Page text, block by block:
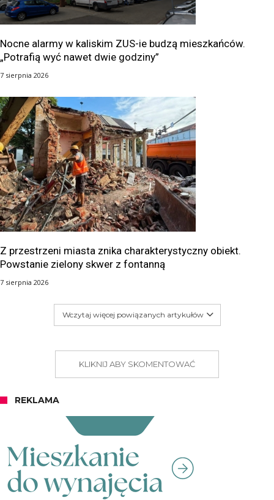
Nocne alarmy w kaliskim ZUS-ie budzą mieszkańców.
„Potrafią wyć nawet dwie godziny”
7 sierpnia 2026
Z przestrzeni miasta znika charakterystyczny obiekt.
Powstanie zielony skwer z fontanną
7 sierpnia 2026
Wczytaj więcej powiązanych artykułów
KLIKNIJ ABY SKOMENTOWAĆ
REKLAMA